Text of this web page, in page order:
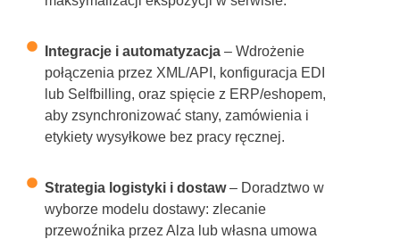
Integracje i automatyzacja – Wdrożenie
połączenia przez XML/API, konfiguracja EDI
lub Selfbilling, oraz spięcie z ERP/eshopem,
aby zsynchronizować stany, zamówienia i
etykiety wysyłkowe bez pracy ręcznej.
Strategia logistyki i dostaw– Doradztwo w
wyborze modelu dostawy: zlecanie
przewoźnika przez Alza lub własna umowa